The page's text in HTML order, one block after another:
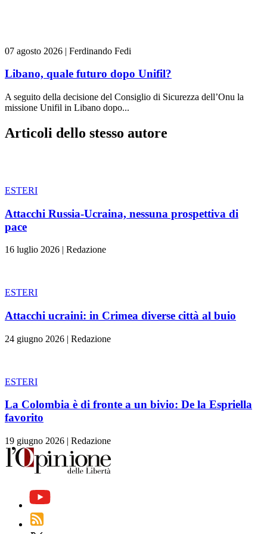
07 agosto 2026 | Ferdinando Fedi
Libano, quale futuro dopo Unifil?
A seguito della decisione del Consiglio di Sicurezza dell’Onu la
missione Unifil in Libano dopo...
Articoli dello stesso autore
ESTERI
Attacchi Russia-Ucraina, nessuna prospettiva di
pace
16 luglio 2026 | Redazione
ESTERI
Attacchi ucraini: in Crimea diverse città al buio
24 giugno 2026 | Redazione
ESTERI
La Colombia è di fronte a un bivio: De la Espriella
favorito
19 giugno 2026 | Redazione